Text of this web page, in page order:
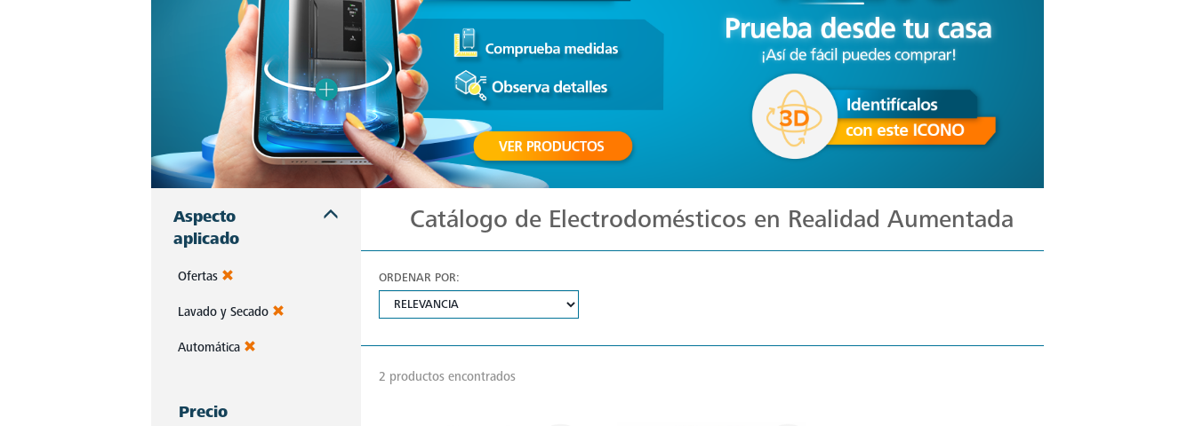
Aspecto
aplicado
Ofertas
Lavado y Secado
Automática
Precio
Catálogo de Electrodomésticos en Realidad Aumentada
ORDENAR POR:
2 productos encontrados